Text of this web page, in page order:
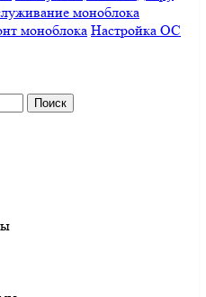
моноблока
моноблока Настройка ОС